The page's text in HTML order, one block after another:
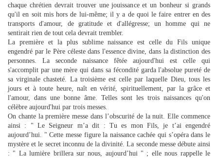
chaque chrétien devrait trouver une jouissance et un bonheur si grands
qu'il en soit mis hors de lui-même; il y a de quoi le faire entrer en des
transports d'amour, de gratitude et d'allégresse; un homme qui ne
sentirait rien de tout cela devrait trembler.
La première et la plus sublime naissance est celle du Fils unique
engendré par le Père céleste dans l'essence divine, dans la distinction des
personnes. La seconde naissance fêtée aujourd'hui est celle qui
s'accomplit par une mère qui dans sa fécondité garda l'absolue pureté de
sa virginale chasteté. La troisième est celle par laquelle Dieu, tous les
jours et à toute heure, naît en vérité, spirituellement, par la grâce et
l'amour, dans une bonne âme. Telles sont les trois naissances qu'on
célèbre aujourd'hui par trois messes.
On chante la première messe dans l’obscurité de la nuit. Elle commence
ainsi : " Le Seigneur m’a dit : Tu es mon Fils, je t’ai engendré
aujourd’hui. " Cette messe figure la naissance cachée qui s’opéra dans le
mystère et le secret inconnu de la divinité. La seconde messe débute ainsi
: " La lumière brillera sur nous, aujourd’hui " ; elle nous rappelle le